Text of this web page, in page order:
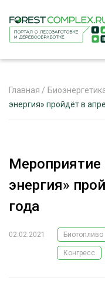
ЛЕСНОЕ ХОЗЯЙСТВО
ЛЕСОЗАГОТОВКА
ОБРАБОТКА
ЭКСПЕРТНОЕ МНЕНИЕ
Главная /
энергия» пройдёт в
Мероприятие
энергия»
года
02.02.2021 Биотопливо
Конгресс